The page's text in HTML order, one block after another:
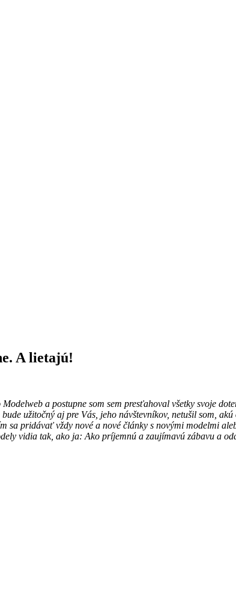
A lietajú!
a postupne som sem presťahoval všetky svoje
užitočný aj pre Vás, jeho návštevníkov, netušil som,
sa pridávať vždy nové a nové články s novými modelmi
vidia tak, ako ja: Ako príjemnú a zaujímavú zábavu a